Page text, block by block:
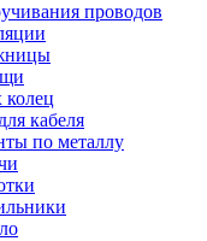
проводов
кабеля
по металлу